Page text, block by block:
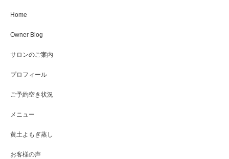
Home
Owner Blog
サロンのご案内
プロフィール
ご予約空き状況
メニュー
黄土よもぎ蒸し
お客様の声